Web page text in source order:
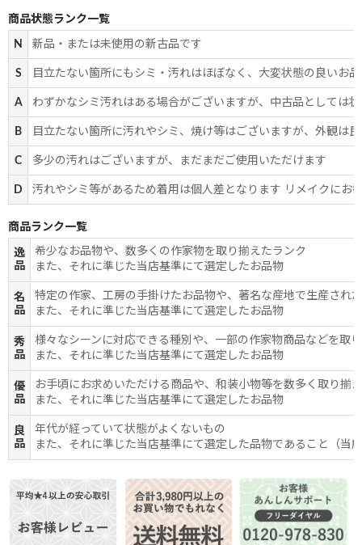
商品状態ランク一覧
N 新品・または未使用の新古品です
S 目立たない箇所にもシミ・汚れはほぼなく、大変状態の良いお
A わずかなシミ汚れはある場合がございますが、中古品としては
B 目立たない箇所に汚れやシミ、焼け等はございますが、外観は
C 多少の汚れはございますが、まだまだご使用いただけます
D 汚れやシミ等があるため着用は個人差となります リメイクにお
商品ランク一覧
逸
品
希少なお品物や、数多くの作家物を取り揃えたランク
また、それに準じた当店基準にて選定したお品物
名
品
特定の作家、工房の手掛けたお品物や、著名な産地で生産され
また、それに準じた当店基準にて選定したお品物
秀
品
様々なシーンに対応できる種別や、一部の作家物商品などを取
また、それに準じた当店基準にて選定したお品物
優
品
お手頃にお求めいただける商品や、和装小物等を数多く取り揃
また、それに準じた当店基準にて選定したお品物
良
品
年代が経っていて状態がよくないもの
また、それに準じた当店基準にて選定した品物であること（当